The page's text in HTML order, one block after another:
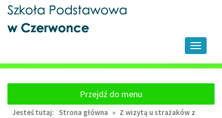
Przejdź
głównej
treści
Przejdź
wyszukiwarki
Przełącz
Przejdź do menu
Jesteś tutaj: Strona główna » Z wizytą u strażaków z